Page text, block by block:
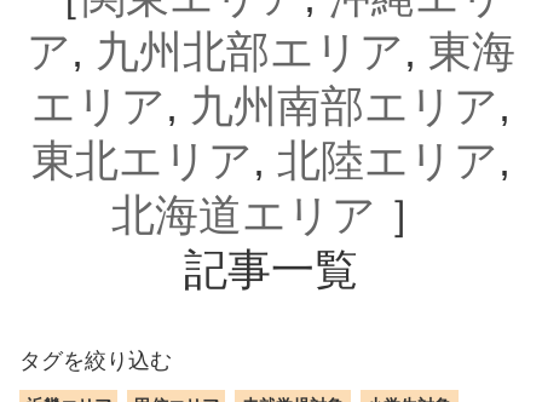
ア, 九州北部エリア, 東海
エリア, 九州南部エリア,
東北エリア, 北陸エリア,
北海道エリア ］
記事一覧
タグを絞り込む